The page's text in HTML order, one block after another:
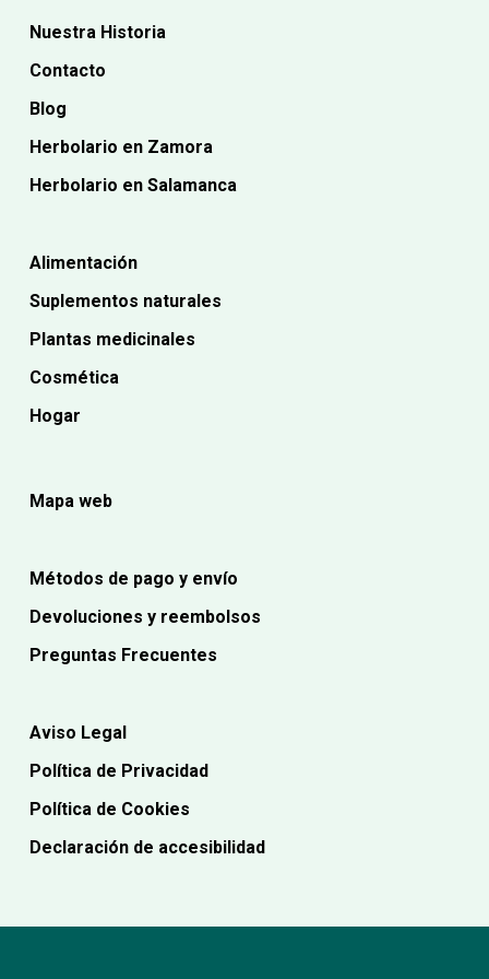
Nuestra Historia
Contacto
Blog
Herbolario en Zamora
Herbolario en Salamanca
Alimentación
Suplementos naturales
Plantas medicinales
Cosmética
Hogar
Mapa web
Métodos de pago y envío
Devoluciones y reembolsos
Preguntas Frecuentes
Aviso Legal
Política de Privacidad
Política de Cookies
Declaración de accesibilidad